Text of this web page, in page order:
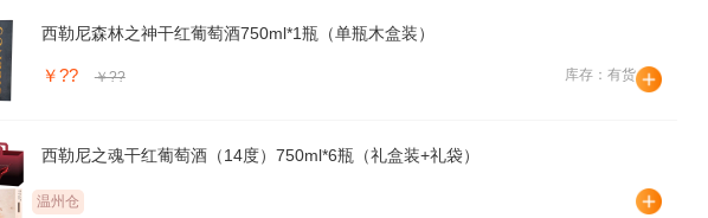
西勒尼森林之神干红葡萄酒750ml*1瓶（单瓶木盒装）
￥?? ￥?? 库存：有货
西勒尼之魂干红葡萄酒（14度）750ml*6瓶（礼盒装+礼袋）
温州仓